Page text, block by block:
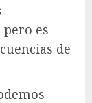
es
de